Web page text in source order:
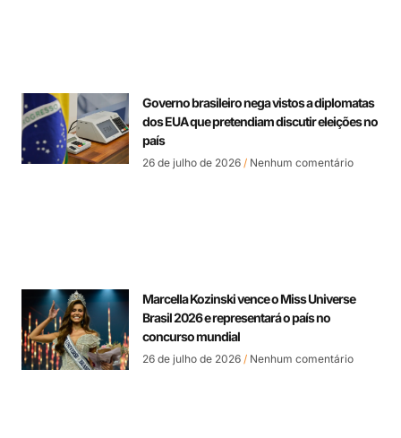
Governo brasileiro nega vistos a diplomatas
dos EUA que pretendiam discutir eleições no
país
26 de julho de 2026 Nenhum comentário
Marcella Kozinski vence o Miss Universe
Brasil 2026 e representará o país no
concurso mundial
26 de julho de 2026 Nenhum comentário